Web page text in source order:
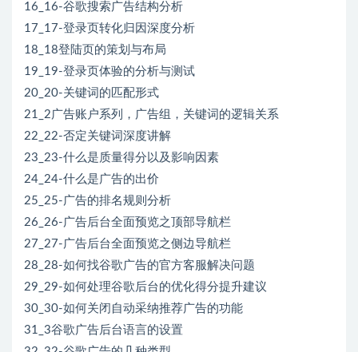
16_16-谷歌搜索广告结构分析
17_17-登录页转化归因深度分析
18_18登陆页的策划与布局
19_19-登录页体验的分析与测试
20_20-关键词的匹配形式
21_2广告账户系列，广告组，关键词的逻辑关系
22_22-否定关键词深度讲解
23_23-什么是质量得分以及影响因素
24_24-什么是广告的出价
25_25-广告的排名规则分析
26_26-广告后台全面预览之顶部导航栏
27_27-广告后台全面预览之侧边导航栏
28_28-如何找谷歌广告的官方客服解决问题
29_29-如何处理谷歌后台的优化得分提升建议
30_30-如何关闭自动采纳推荐广告的功能
31_3谷歌广告后台语言的设置